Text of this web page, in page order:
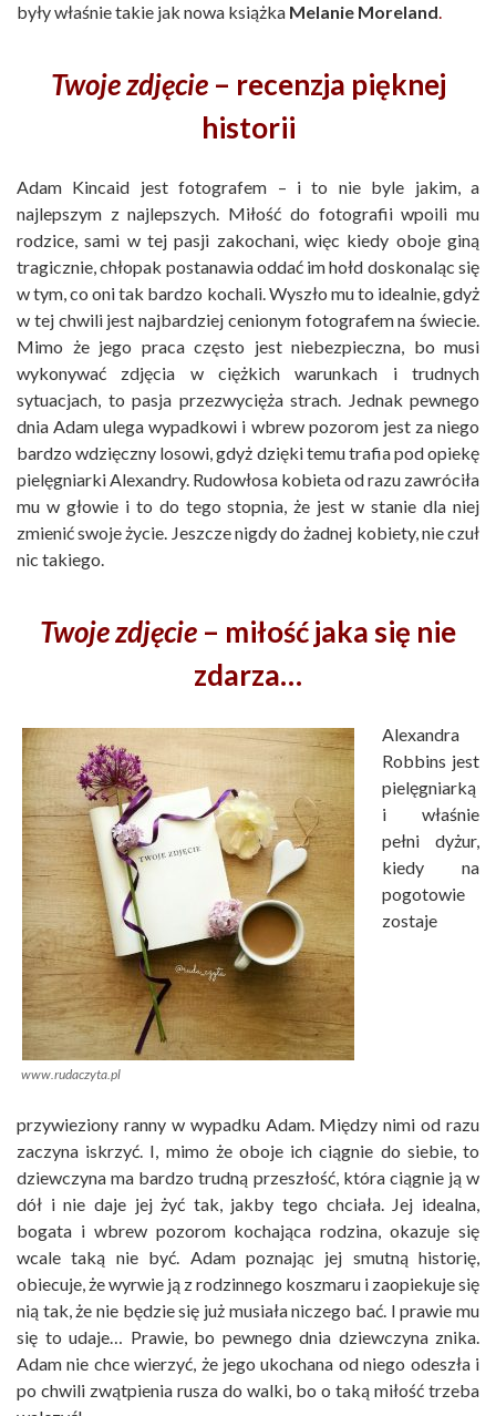
były właśnie takie jak nowa książka Melanie Moreland.
Twoje zdjęcie– recenzja pięknej
historii
Adam Kincaid jest fotografem – i to nie byle jakim, a
najlepszym z najlepszych. Miłość do fotografii wpoili mu
rodzice, sami w tej pasji zakochani, więc kiedy oboje giną
tragicznie, chłopak postanawia oddać im hołd doskonaląc się
w tym, co oni tak bardzo kochali. Wyszło mu to idealnie, gdyż
w tej chwili jest najbardziej cenionym fotografem na świecie.
Mimo że jego praca często jest niebezpieczna, bo musi
wykonywać zdjęcia w ciężkich warunkach i trudnych
sytuacjach, to pasja przezwycięża strach. Jednak pewnego
dnia Adam ulega wypadkowi i wbrew pozorom jest za niego
bardzo wdzięczny losowi, gdyż dzięki temu trafia pod opiekę
pielęgniarki Alexandry. Rudowłosa kobieta od razu zawróciła
mu w głowie i to do tego stopnia, że jest w stanie dla niej
zmienić swoje życie. Jeszcze nigdy do żadnej kobiety, nie czuł
nic takiego.
Twoje zdjęcie – miłość jaka się nie
zdarza…
www.rudaczyta.pl
Alexandra
Robbins jest
pielęgniarką
i właśnie
pełni dyżur,
kiedy na
pogotowie
zostaje
przywieziony ranny w wypadku Adam. Między nimi od razu
zaczyna iskrzyć. I, mimo że oboje ich ciągnie do siebie, to
dziewczyna ma bardzo trudną przeszłość, która ciągnie ją w
dół i nie daje jej żyć tak, jakby tego chciała. Jej idealna,
bogata i wbrew pozorom kochająca rodzina, okazuje się
wcale taką nie być. Adam poznając jej smutną historię,
obiecuje, że wyrwie ją z rodzinnego koszmaru i zaopiekuje się
nią tak, że nie będzie się już musiała niczego bać. I prawie mu
się to udaje… Prawie, bo pewnego dnia dziewczyna znika.
Adam nie chce wierzyć, że jego ukochana od niego odeszła i
po chwili zwątpienia rusza do walki, bo o taką miłość trzeba